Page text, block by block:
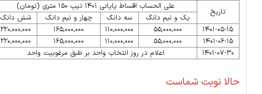
تاریخ
علی الحساب اقساط پایانی 1401 تیپ 150 متری (تومان)
یک و نیم دانگ
سه دانگ چهار و نیم دانگ
شش دانگ
1401-05-15
55,000,000
110,000,000
165,000,000
220,000,000
1401-06-15
55,000,000
110,000,000
165,000,000
220,000,000
1401-07-30
اعلام در روز انتخاب واحد بر طبق مرغوبیت واحد
حالا نوبت شماست